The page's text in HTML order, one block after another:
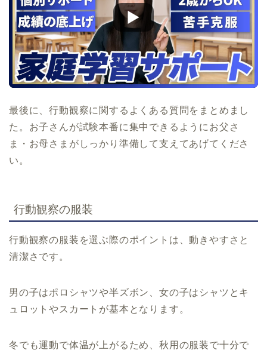
最後に、行動観察に関するよくある質問をまとめまし
た。お子さんが試験本番に集中できるようにお父さ
ま・お母さまがしっかり準備して支えてあげてくださ
い。
行動観察の服装
行動観察の服装を選ぶ際のポイントは、動きやすさと
清潔さです。
男の子はポロシャツや半ズボン、女の子はシャツとキ
ュロットやスカートが基本となります。
冬でも運動で体温が上がるため、秋用の服装で十分で